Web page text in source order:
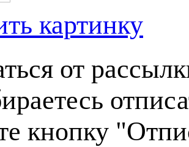
картинку
от
кнопку